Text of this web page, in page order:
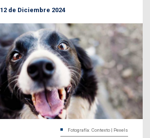
12 de Diciembre 2024
Fotografía: Contexto | Pexels